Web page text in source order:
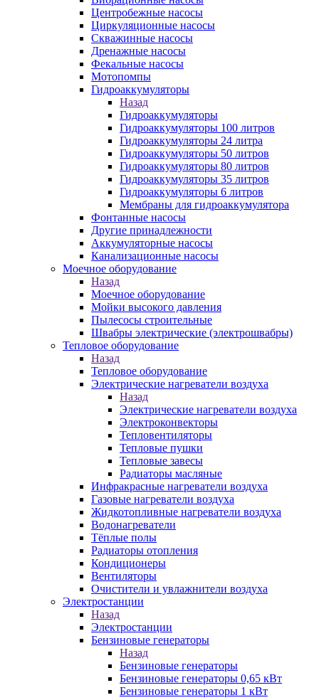
Центробежные насосы
Циркуляционные насосы
Скважинные насосы
Дренажные насосы
Фекальные насосы
Мотопомпы
Гидроаккумуляторы
Назад
Гидроаккумуляторы
Гидроаккумуляторы 100 литров
Гидроаккумуляторы 24 литра
Гидроаккумуляторы 50 литров
Гидроаккумуляторы 80 литров
Гидроаккумуляторы 35 литров
Гидроаккумуляторы 6 литров
Мембраны для гидроаккумулятора
Фонтанные насосы
Другие принадлежности
Аккумуляторные насосы
Канализационные насосы
Моечное оборудование
Назад
Моечное оборудование
Мойки высокого давления
Пылесосы строительные
Швабры электрические (электрошвабры)
Тепловое оборудование
Назад
Тепловое оборудование
Электрические нагреватели воздуха
Назад
Электрические нагреватели воздуха
Электроконвекторы
Тепловентиляторы
Тепловые пушки
Тепловые завесы
Радиаторы масляные
Инфракрасные нагреватели воздуха
Газовые нагреватели воздуха
Жидкотопливные нагреватели воздуха
Водонагреватели
Тёплые полы
Радиаторы отопления
Кондиционеры
Вентиляторы
Очистители и увлажнители воздуха
Электростанции
Назад
Электростанции
Бензиновые генераторы
Назад
Бензиновые генераторы
Бензиновые генераторы 0,65 кВт
Бензиновые генераторы 1 кВт